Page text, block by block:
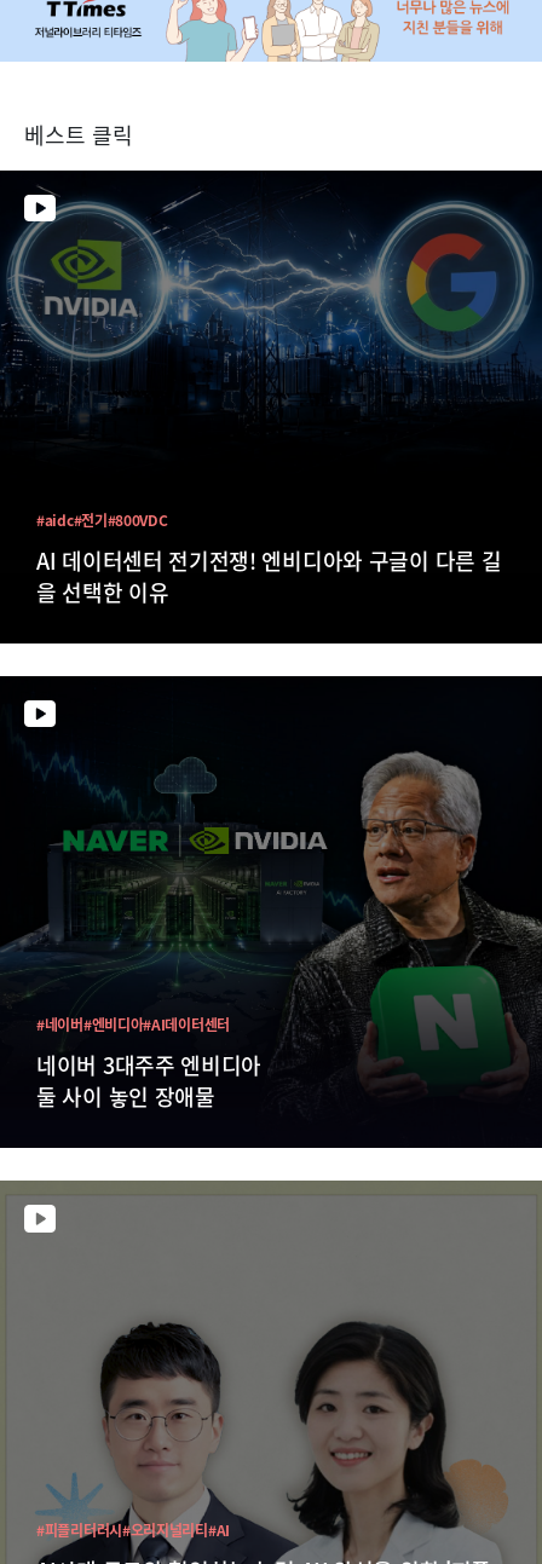
베스트 클릭
AI 데이터센터 전기전쟁! 엔비디아와 구글이 다른 길
을 선택한 이유
#aidc#전기#800VDC
네이버 3대주주 엔비디아
둘 사이 놓인 장애물
#네이버#엔비디아#AI데이터센터
#피플리터러시#오리지널리티#AI